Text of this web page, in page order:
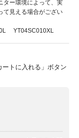
ター環境によって、実
て見える場合がござい
YT04SC010XL
トに入れる」ボタン